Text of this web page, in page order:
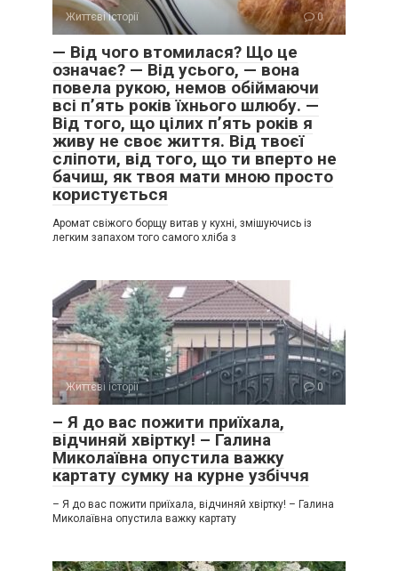
Життєві історії 0
— Від чого втомилася? Що це
означає? — Від усього, — вона
повела рукою, немов обіймаючи
всі п’ять років їхнього шлюбу. —
Від того, що цілих п’ять років я
живу не своє життя. Від твоєї
сліпоти, від того, що ти вперто не
бачиш, як твоя мати мною просто
користується
Аромат свіжого борщу витав у кухні, змішуючись із
легким запахом того самого хліба з
Життєві історії 0
– Я до вас пожити приїхала,
відчиняй хвіртку! – Галина
Миколаївна опустила важку
картату сумку на курне узбіччя
– Я до вас пожити приїхала, відчиняй хвіртку! – Галина
Миколаївна опустила важку картату